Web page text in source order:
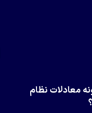
معادلات نظام